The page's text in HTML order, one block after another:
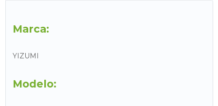
Marca:
YIZUMI
Modelo: